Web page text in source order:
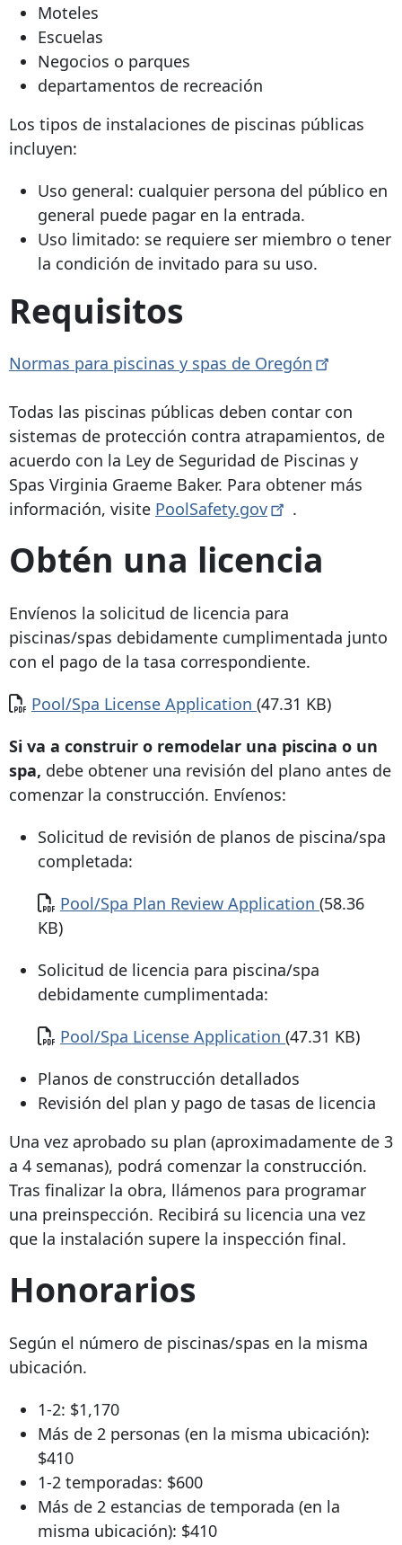
Moteles
Escuelas
Negocios o parques
departamentos de recreación
Los tipos de instalaciones de piscinas públicas
incluyen:
Uso general: cualquier persona del público en
general puede pagar en la entrada.
Uso limitado: se requiere ser miembro o tener
la condición de invitado para su uso.
Requisitos
Normas para piscinas y spas de Oregón
Todas las piscinas públicas deben contar con
sistemas de protección contra atrapamientos, de
acuerdo con la Ley de Seguridad de Piscinas y
Spas Virginia Graeme Baker. Para obtener más
información, visite PoolSafety.gov .
Obtén una licencia
Envíenos la solicitud de licencia para
piscinas/spas debidamente cumplimentada junto
con el pago de la tasa correspondiente.
Documento
Pool/Spa License Application (47.31 KB)
Si va a construir o remodelar una piscina o un
spa, debe obtener una revisión del plano antes de
comenzar la construcción. Envíenos:
Solicitud de revisión de planos de piscina/spa
completada:
Documento
Pool/Spa Plan Review Application (58.36
KB)
Solicitud de licencia para piscina/spa
debidamente cumplimentada:
Documento
Pool/Spa License Application (47.31 KB)
Planos de construcción detallados
Revisión del plan y pago de tasas de licencia
Una vez aprobado su plan (aproximadamente de 3
a 4 semanas), podrá comenzar la construcción.
Tras finalizar la obra, llámenos para programar
una preinspección. Recibirá su licencia una vez
que la instalación supere la inspección final.
Honorarios
Según el número de piscinas/spas en la misma
ubicación.
1-2: $1,170
Más de 2 personas (en la misma ubicación):
$410
1-2 temporadas: $600
Más de 2 estancias de temporada (en la
misma ubicación): $410